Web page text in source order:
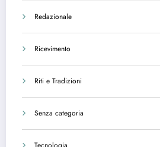
Redazionale
Ricevimento
Riti e Tradizioni
Senza categoria